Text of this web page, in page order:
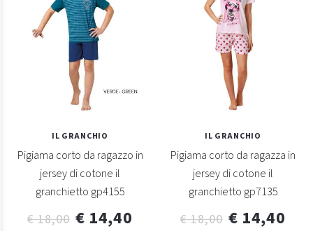
IL GRANCHIO
Pigiama corto da ragazzo in
jersey di cotone il
granchietto gp4155
€ 18,00 € 14,40
IL GRANCHIO
Pigiama corto da ragazza in
jersey di cotone il
granchietto gp7135
€ 18,00 € 14,40